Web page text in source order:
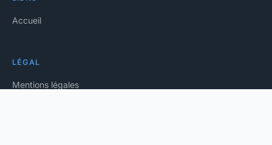
Accueil
LÉGAL
Mentions légales